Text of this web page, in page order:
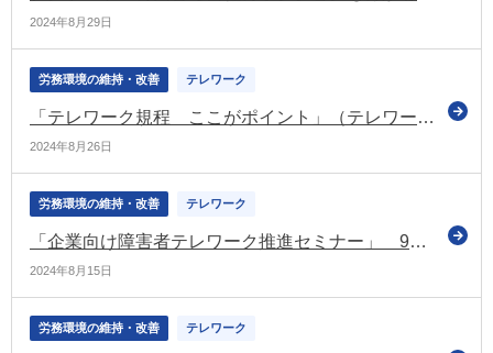
2024年8月29日
労務環境の維持・改善 テレワーク
「テレワーク規程 ここがポイント」（テレワーク総合ポータルサイトのコラム）
2024年8月26日
労務環境の維持・改善 テレワーク
「企業向け障害者テレワーク推進セミナー」 9月下旬にオンライン開催 事前申込の受付開始（厚労省）
2024年8月15日
労務環境の維持・改善 テレワーク